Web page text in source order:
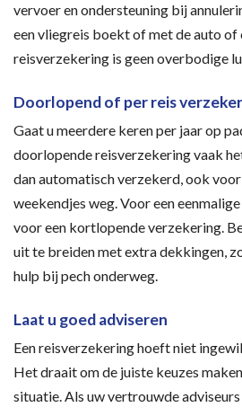
vervoer en ondersteuning bij
een vliegreis boekt of met de auto of
reisverzekering is geen overbodige
Doorlopend of per reis
Gaat u meerdere keren per jaar op
doorlopende reisverzekering vaak
dan automatisch verzekerd, ook
weekendjes weg. Voor een
voor een kortlopende verzekering.
uit te breiden met extra dekkingen,
hulp bij pech onderweg.
Laat u goed adviseren
Een reisverzekering hoeft niet
Het draait om de juiste keuzes
situatie. Als uw vertrouwde